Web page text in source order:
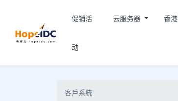
促销活
动
云服务器 香
客戶系統